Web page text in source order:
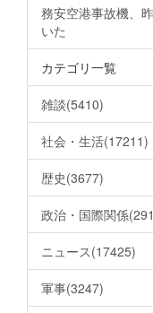
務安空港事故機、
いた
カテゴリ一覧
雑談(5410)
社会・生活(17211)
歴史(3677)
政治・国際関係
ニュース(17425)
軍事(3247)